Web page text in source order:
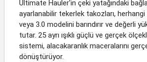
Ultimate Hauler'in çeki yatağındaki
ayarlanabilir tekerlek takozları,
veya 3.0 modelini barındırır ve değerli
tutar. 25 ayrı ışıklı güçlü ve gerçek
sistemi, alacakaranlık maceralarını
dönüştürüyor.